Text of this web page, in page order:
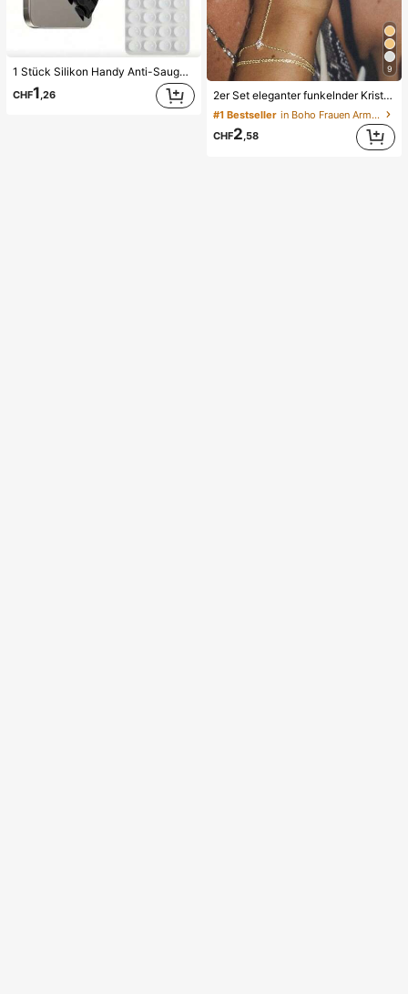
1 Stück Silikon Handy Anti-Saugnapf, 28 Stück Silikon Saugnäpfe (selbstklebende Saugnapf-Pads), Handy Anti-Aufkleber, Handy Powerbank Saugnapf-Pad (kompatibel mit iPhone, Android Handys), Geburtstagsgeschenk, Handyhalter für Familie/Freunde, Handy-Ständer, Handy-Zubehör
CHF1,26
9
2er Set eleganter funkelnder Kristall mehrschichtiger gestapelter Fingerring Armband Set, geeignet für den täglichen Gebrauch von Frauen, Nachtclub Party, Treffen, Geschenk für sie
#1 Bestseller
in Boho Frauen Armbänder
CHF2,58